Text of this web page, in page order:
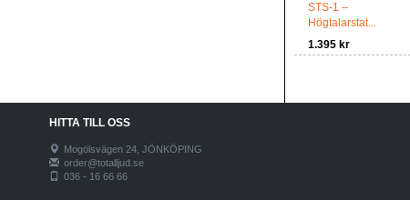
STS-1 –
Högtalarstat...
1.395 kr
HITTA TILL OSS
Mogölsvägen 24, JÖNKÖPING
order@totalljud.se
036 - 16 66 66